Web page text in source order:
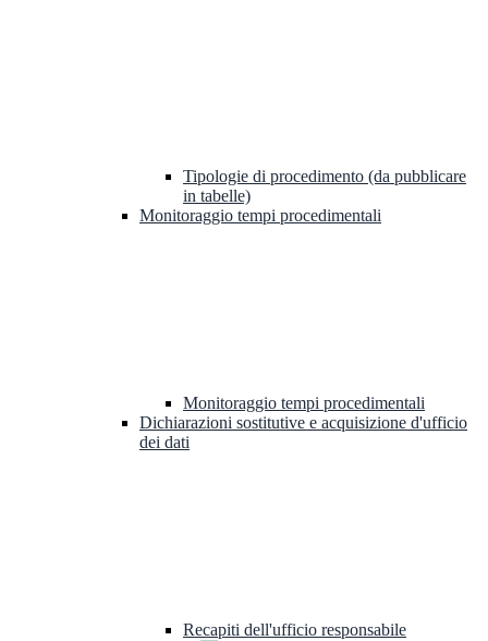
Tipologie di procedimento (da pubblicare
in tabelle)
Monitoraggio tempi procedimentali
Monitoraggio tempi procedimentali
Dichiarazioni sostitutive e acquisizione d'ufficio
dei dati
Recapiti dell'ufficio responsabile